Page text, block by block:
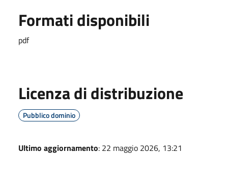
Formati disponibili
pdf
Licenza di distribuzione
Pubblico dominio
Ultimo aggiornamento: 22 maggio 2026, 13:21